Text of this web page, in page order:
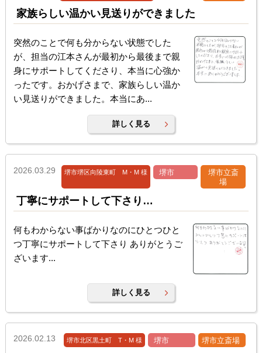
家族らしい温かい見送りができました
突然のことで何も分からない状態でした
が、担当の江本さんが最初から最後まで親
身にサポートしてくださり、本当に心強か
ったです。おかげさまで、家族らしい温か
い見送りができました。本当にあ...
詳しく見る
2026.03.29 堺市堺区向陵東町 M・M 様 堺市
堺市立斎
場
丁寧にサポートして下さり…
何もわからない事ばかりなのにひとつひと
つ丁寧にサポートして下さり ありがとうご
ざいます...
詳しく見る
2026.02.13 堺市北区黒土町 T・M 様 堺市 堺市立斎場